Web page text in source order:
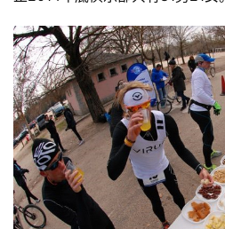
装
备
训
练
视
频